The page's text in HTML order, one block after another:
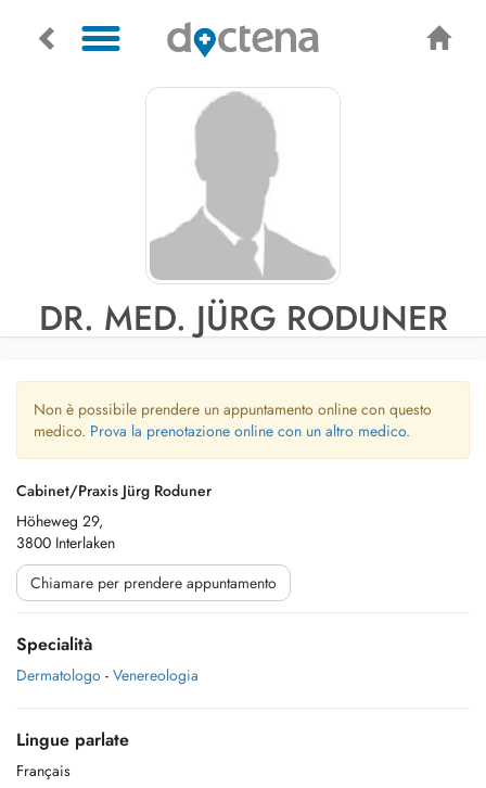
DR. MED. JÜRG RODUNER
Non è possibile prendere un appuntamento online con questo
medico. Prova la prenotazione online con un altro medico.
Cabinet/Praxis Jürg Roduner
Höheweg 29,
3800 Interlaken
Chiamare per prendere appuntamento
Specialità
Dermatologo - Venereologia
Lingue parlate
Français